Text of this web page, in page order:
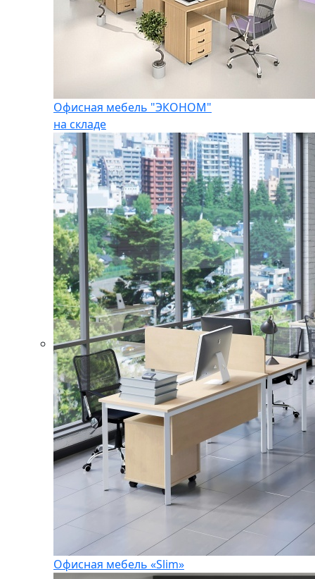
Офисная мебель "ЭКОНОМ"
на складе
Офисная мебель «Slim»